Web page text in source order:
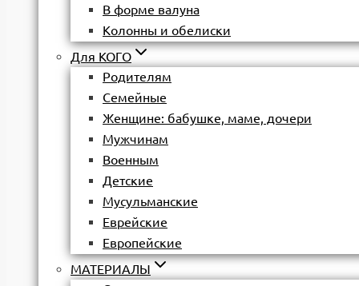
В форме валуна
Колонны и обелиски
Для КОГО
Родителям
Семейные
Женщине: бабушке, маме, дочери
Мужчинам
Военным
Детские
Мусульманские
Еврейские
Европейские
МАТЕРИАЛЫ